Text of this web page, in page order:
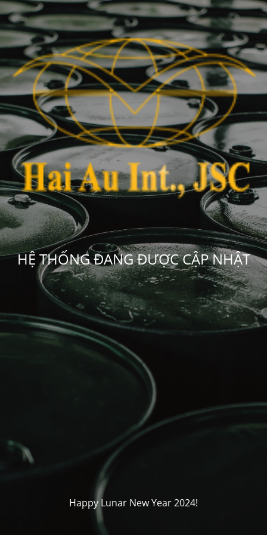
HỆ THỐNG ĐANG ĐƯỢC CẬP NHẬT
Happy Lunar New Year 2024!